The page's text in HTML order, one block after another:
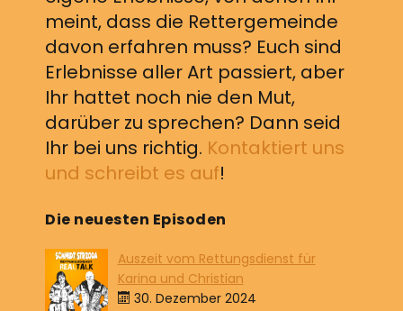
meint, dass die Rettergemeinde
davon erfahren muss? Euch sind
Erlebnisse aller Art passiert, aber
Ihr hattet noch nie den Mut,
darüber zu sprechen? Dann seid
Ihr bei uns richtig. Kontaktiert uns
und schreibt es auf!
Die neuesten Episoden
Auszeit vom Rettungsdienst für
Karina und Christian
30. Dezember 2024